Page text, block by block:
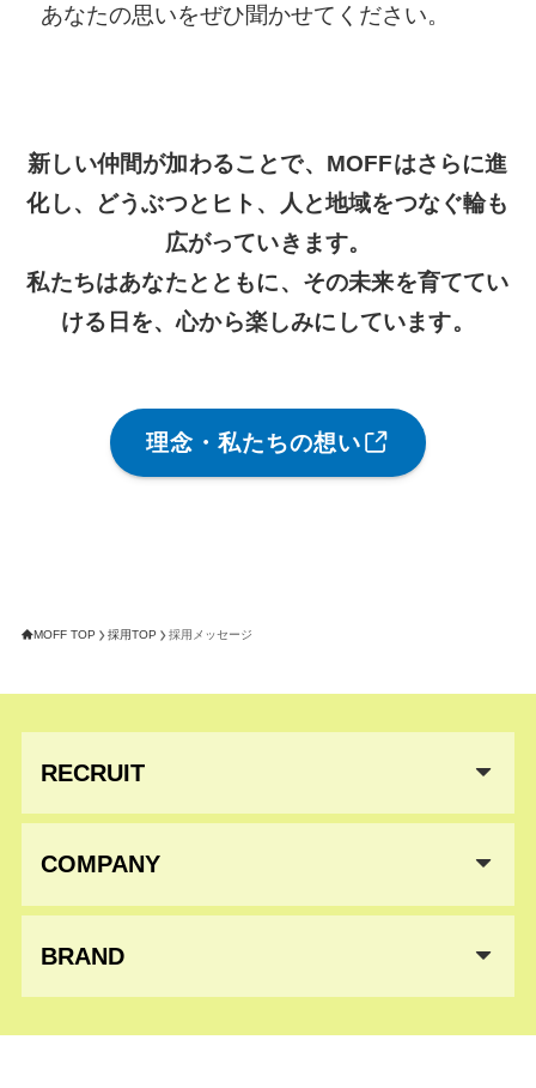
あなたの思いをぜひ聞かせてください。
新しい仲間が加わることで、MOFFはさらに進
化し、どうぶつとヒト、人と地域をつなぐ輪も
広がっていきます。
私たちはあなたとともに、その未来を育ててい
ける日を、心から楽しみにしています。
理念・私たちの想い
MOFF TOP 採用TOP 採用メッセージ
RECRUIT
COMPANY
BRAND